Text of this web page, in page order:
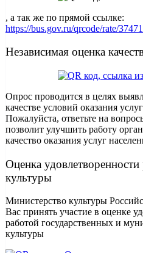
, а так же по прямой ссылке:
https://bus.gov.ru/qrcode/rate/
Независимая оценка
Опрос проводится в целях
качестве условий оказания
Пожалуйста, ответьте на
позволит улучшить работу
качество оказания услуг
Оценка
культуры
Министерство культуры
Вас принять участие в оценке
работой государственных и
культуры